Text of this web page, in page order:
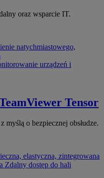
oraz wsparcie IT.
natychmiastowego,
urządzeń i
Tensor
myślą o bezpiecznej obsłudze.
elastyczna, zintegrowana
Zdalny dostęp do hali